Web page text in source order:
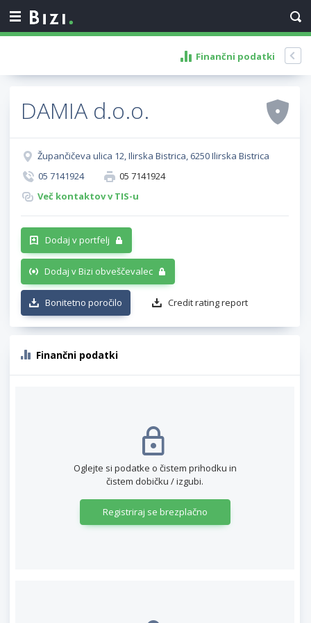
Finančni podatki
DAMIA d.o.o.
Župančičeva ulica 12, Ilirska Bistrica, 6250 Ilirska Bistrica
05 7141924
05 7141924
Več kontaktov v TIS-u
Dodaj v portfelj
Dodaj v Bizi obveščevalec
Bonitetno poročilo Credit rating report
Finančni podatki
Oglejte si podatke o čistem prihodku in
čistem dobičku / izgubi.
Registriraj se brezplačno